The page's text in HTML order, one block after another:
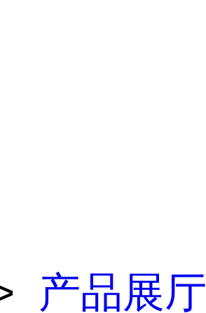
产品展厅